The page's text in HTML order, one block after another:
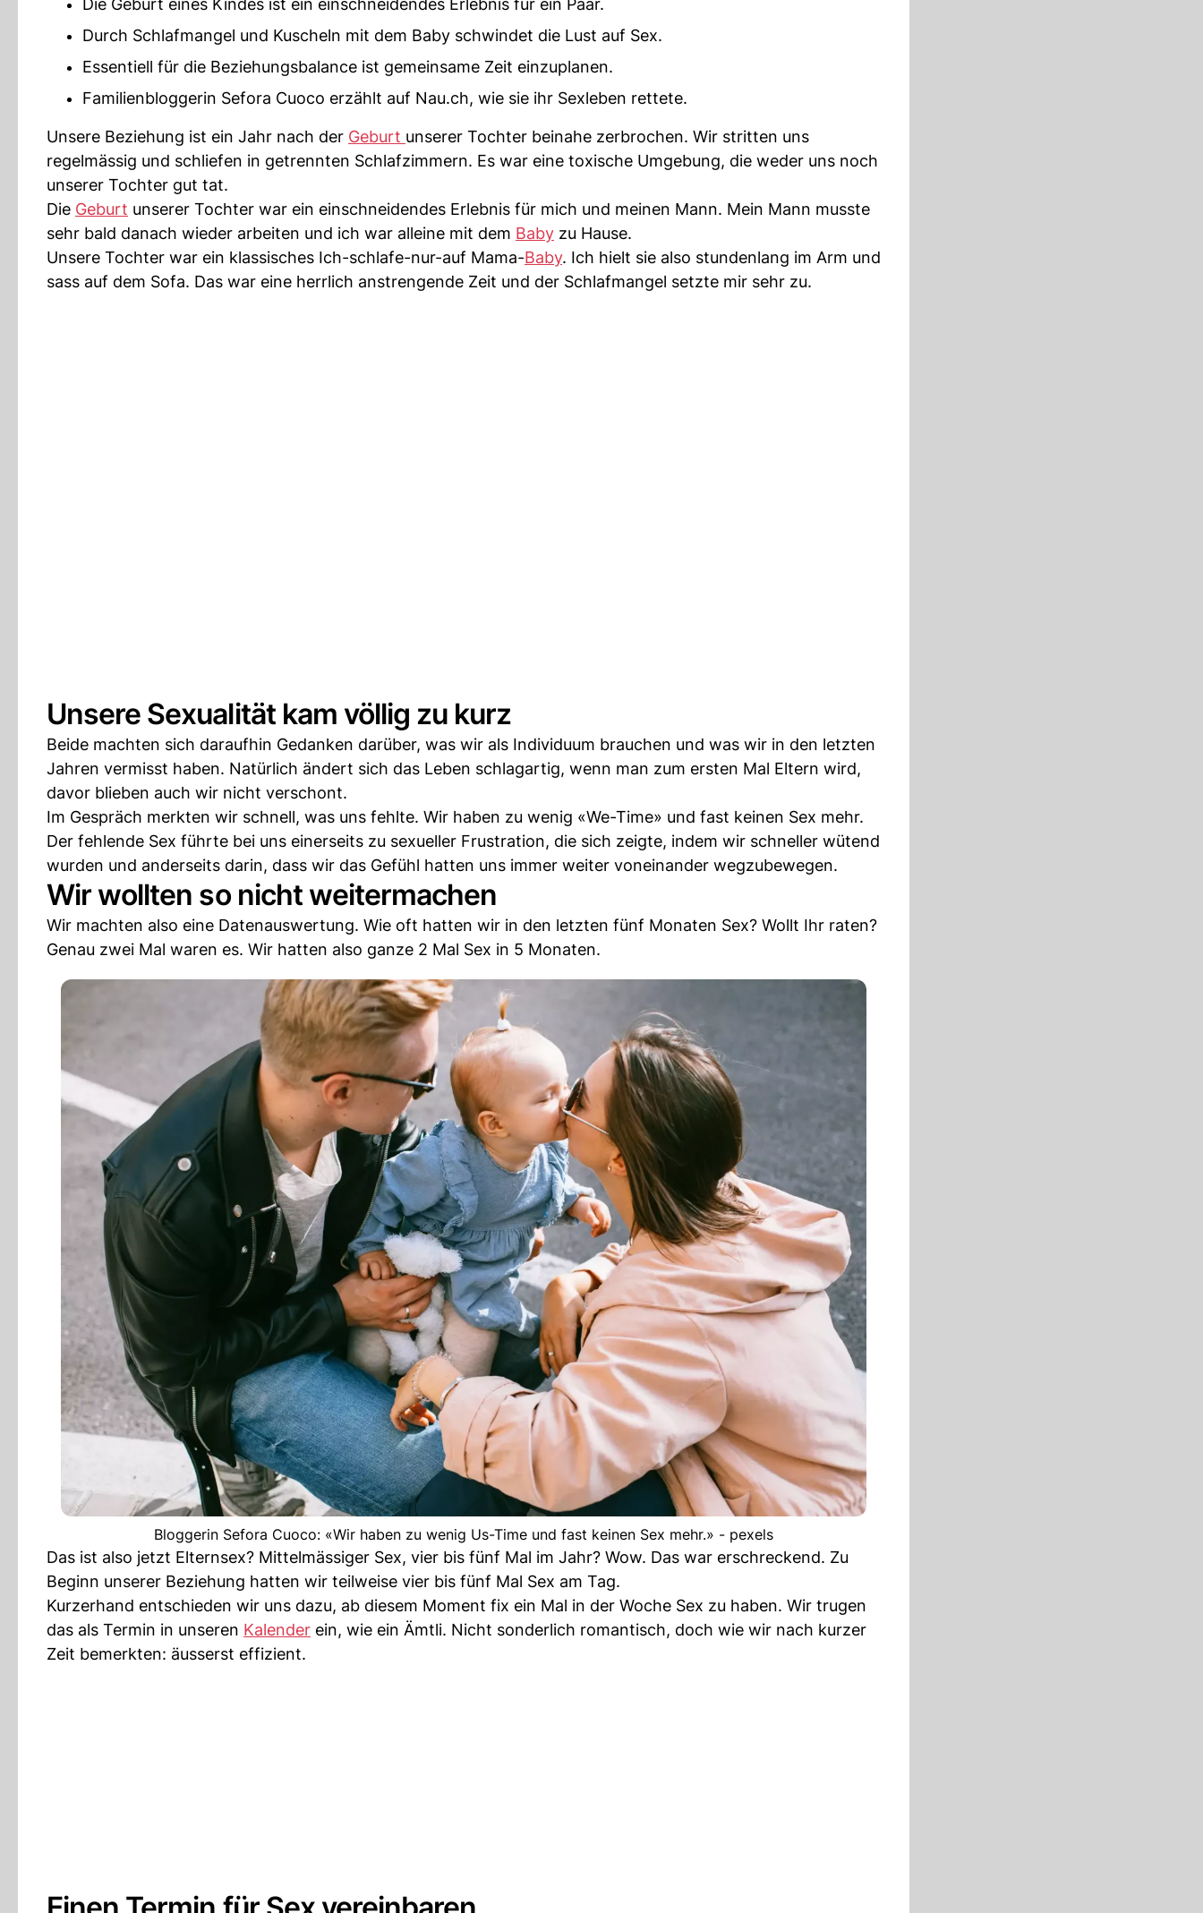
Die Geburt eines Kindes ist ein einschneidendes Erlebnis für ein Paar.
Durch Schlafmangel und Kuscheln mit dem Baby schwindet die Lust auf Sex.
Essentiell für die Beziehungsbalance ist gemeinsame Zeit einzuplanen.
Familienbloggerin Sefora Cuoco erzählt auf Nau.ch, wie sie ihr Sexleben rettete.
Unsere Beziehung ist ein Jahr nach der Geburt unserer Tochter beinahe zerbrochen. Wir stritten uns
regelmässig und schliefen in getrennten Schlafzimmern. Es war eine toxische Umgebung, die weder uns noch
unserer Tochter gut tat.
Die Geburt unserer Tochter war ein einschneidendes Erlebnis für mich und meinen Mann. Mein Mann musste
sehr bald danach wieder arbeiten und ich war alleine mit dem Baby zu Hause.
Unsere Tochter war ein klassisches Ich-schlafe-nur-auf Mama-Baby. Ich hielt sie also stundenlang im Arm und
sass auf dem Sofa. Das war eine herrlich anstrengende Zeit und der Schlafmangel setzte mir sehr zu.
Unsere Sexualität kam völlig zu kurz
Beide machten sich daraufhin Gedanken darüber, was wir als Individuum brauchen und was wir in den letzten
Jahren vermisst haben. Natürlich ändert sich das Leben schlagartig, wenn man zum ersten Mal Eltern wird,
davor blieben auch wir nicht verschont.
Im Gespräch merkten wir schnell, was uns fehlte. Wir haben zu wenig «We-Time» und fast keinen Sex mehr.
Der fehlende Sex führte bei uns einerseits zu sexueller Frustration, die sich zeigte, indem wir schneller wütend
wurden und anderseits darin, dass wir das Gefühl hatten uns immer weiter voneinander wegzubewegen.
Wir wollten so nicht weitermachen
Wir machten also eine Datenauswertung. Wie oft hatten wir in den letzten fünf Monaten Sex? Wollt Ihr raten?
Genau zwei Mal waren es. Wir hatten also ganze 2 Mal Sex in 5 Monaten.
Bloggerin Sefora Cuoco: «Wir haben zu wenig Us-Time und fast keinen Sex mehr.» - pexels
Das ist also jetzt Elternsex? Mittelmässiger Sex, vier bis fünf Mal im Jahr? Wow. Das war erschreckend. Zu
Beginn unserer Beziehung hatten wir teilweise vier bis fünf Mal Sex am Tag.
Kurzerhand entschieden wir uns dazu, ab diesem Moment fix ein Mal in der Woche Sex zu haben. Wir trugen
das als Termin in unseren Kalender ein, wie ein Ämtli. Nicht sonderlich romantisch, doch wie wir nach kurzer
Zeit bemerkten: äusserst effizient.